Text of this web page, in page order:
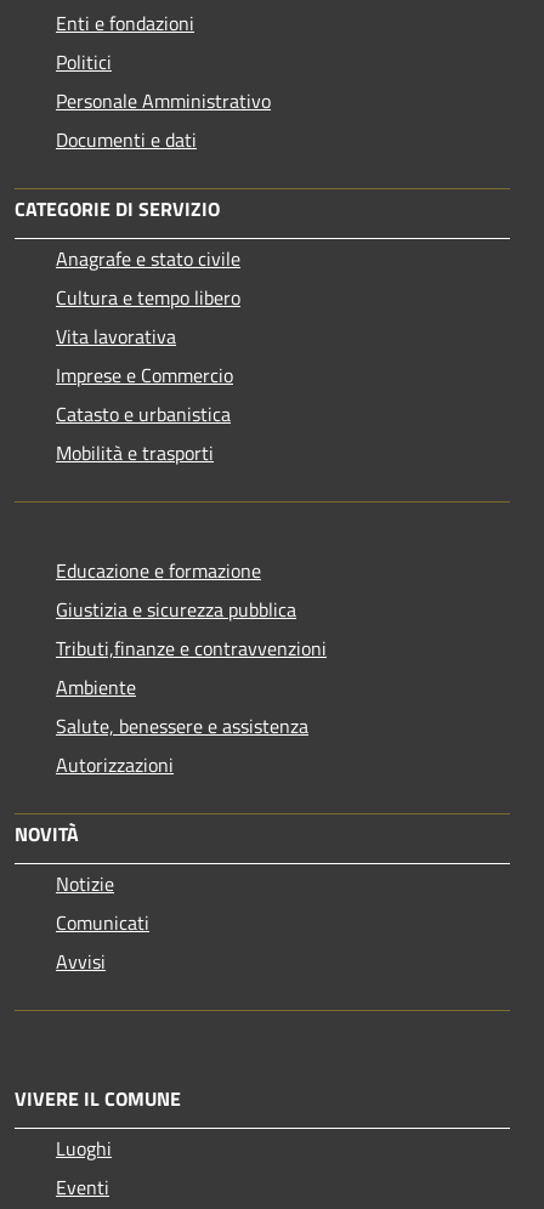
Enti e fondazioni
Politici
Personale Amministrativo
Documenti e dati
CATEGORIE DI SERVIZIO
Anagrafe e stato civile
Cultura e tempo libero
Vita lavorativa
Imprese e Commercio
Catasto e urbanistica
Mobilità e trasporti
Educazione e formazione
Giustizia e sicurezza pubblica
Tributi,finanze e contravvenzioni
Ambiente
Salute, benessere e assistenza
Autorizzazioni
NOVITÀ
Notizie
Comunicati
Avvisi
VIVERE IL COMUNE
Luoghi
Eventi